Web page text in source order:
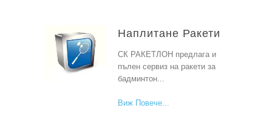
Наплитане Ракети
СК РАКЕТЛОН предлага и
пълен сервиз на ракети за
бадминтон...
Виж Повече